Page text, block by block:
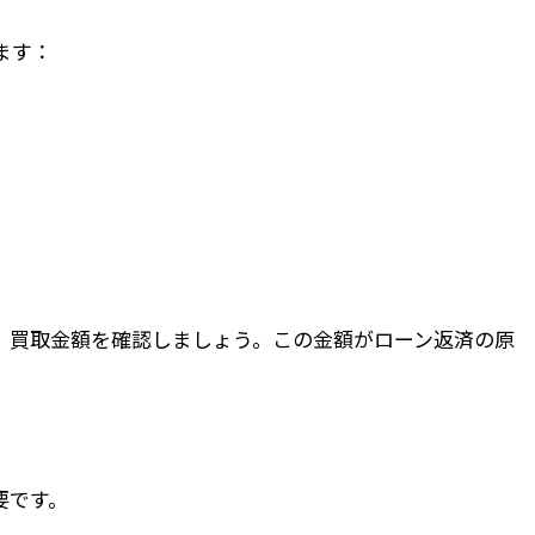
：
取金額を確認しましょう。この金額がローン返済の原
す。